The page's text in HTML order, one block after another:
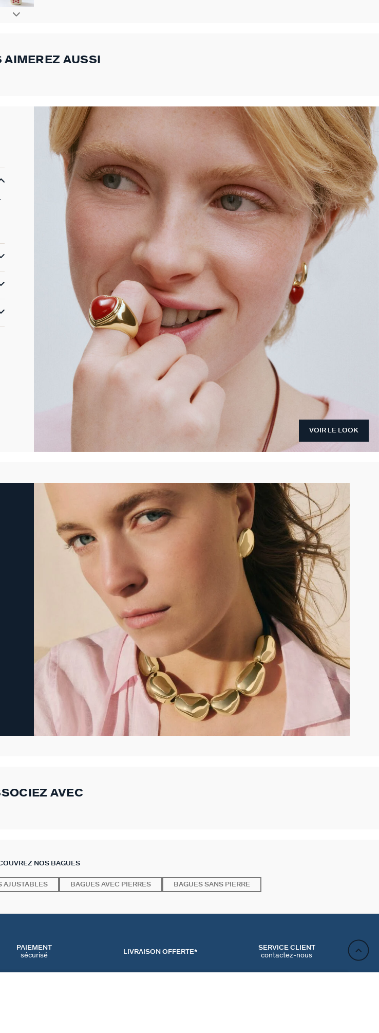
AIMEREZ AUSSI
VOIR LE LOOK
AVEC
NOS BAGUES
AJUSTABLES BAGUES AVEC PIERRES BAGUES SANS PIERRE
PAIEMENT
sécurisé LIVRAISON OFFERTE*
SERVICE CLIENT
contactez-nous